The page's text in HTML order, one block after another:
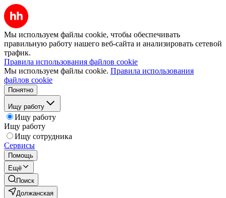
Мы используем файлы cookie, чтобы обеспечивать
правильную работу нашего веб-сайта и анализировать сетевой
трафик.
Правила использования файлов cookie
Мы используем файлы cookie. Правила использования
файлов cookie
Понятно
Ищу работу
Ищу работу
Ищу работу
Ищу сотрудника
Сервисы
Помощь
Ещё
Поиск
Должанская